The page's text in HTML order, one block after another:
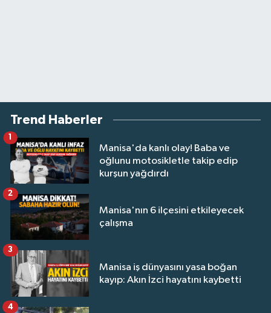
Trend Haberler
Manisa'da kanlı olay! Baba ve
oğlunu motosikletle takip edip
kurşun yağdırdı
Manisa'nın 6 ilçesini etkileyecek
çalışma
2
Manisa iş dünyasını yasa boğan
kayıp: Akın İzci hayatını kaybetti
3
4